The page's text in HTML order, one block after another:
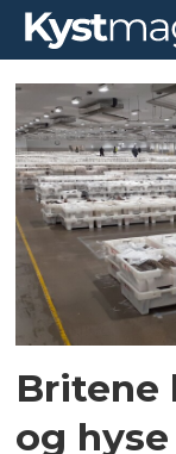
Tag:
Britene
og hyse